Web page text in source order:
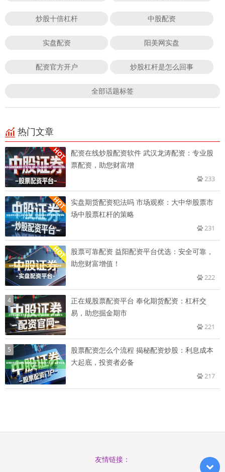
炒股十倍杠杆 中股配资
实盘配资 阳美网实盘
配资官方开户 炒股杠杆是怎么回事
全部话题标签
热门文章
配资在线炒股配资软件 武汉龙涛配资：专业股
票配资，助您财富增
233
实盘期货配资犯法吗 市场观察：大中华股票市
场中股票杠杆的策略
231
股票可靠配资 益阳配资平台优选：安全可靠，
助您财富增值！
222
4
正在规股票配资平台 奉化期货配资：杠杆交
易，助您掘金期市
221
5
股票配资怎么个流程 揭秘配资炒股：利息成本
大起底，投资者必备
217
友情链接：